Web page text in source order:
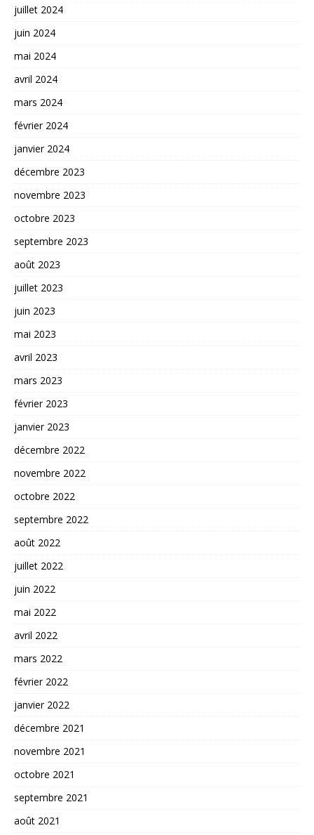
juillet 2024
juin 2024
mai 2024
avril 2024
mars 2024
février 2024
janvier 2024
décembre 2023
novembre 2023
octobre 2023
septembre 2023
août 2023
juillet 2023
juin 2023
mai 2023
avril 2023
mars 2023
février 2023
janvier 2023
décembre 2022
novembre 2022
octobre 2022
septembre 2022
août 2022
juillet 2022
juin 2022
mai 2022
avril 2022
mars 2022
février 2022
janvier 2022
décembre 2021
novembre 2021
octobre 2021
septembre 2021
août 2021